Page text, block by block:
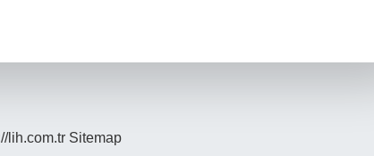
lih.com.tr Sitemap